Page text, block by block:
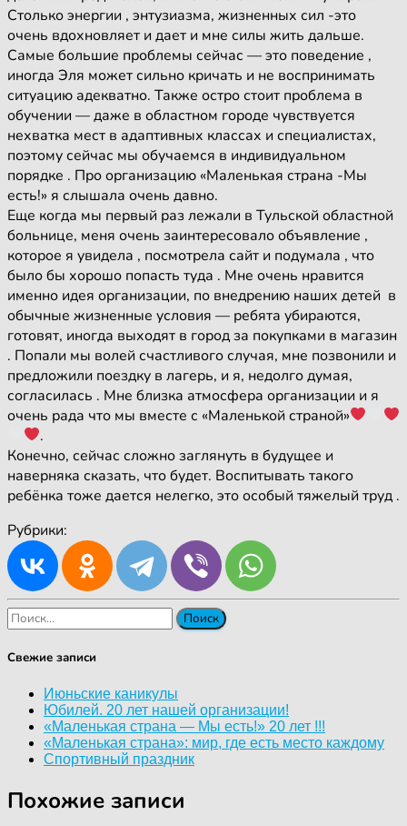
Столько энергии , энтузиазма, жизненных сил -это
очень вдохновляет и дает и мне силы жить дальше.
Самые большие проблемы сейчас — это поведение ,
иногда Эля может сильно кричать и не воспринимать
ситуацию адекватно. Также остро стоит проблема в
обучении — даже в областном городе чувствуется
нехватка мест в адаптивных классах и специалистах,
поэтому сейчас мы обучаемся в индивидуальном
порядке . Про организацию «Маленькая страна -Мы
есть!» я слышала очень давно.
Еще когда мы первый раз лежали в Тульской областной
больнице, меня очень заинтересовало объявление ,
которое я увидела , посмотрела сайт и подумала , что
было бы хорошо попасть туда . Мне очень нравится
именно идея организации, по внедрению наших детей в
обычные жизненные условия — ребята убираются,
готовят, иногда выходят в город за покупками в магазин
. Попали мы волей счастливого случая, мне позвонили и
предложили поездку в лагерь, и я, недолго думая,
согласилась . Мне близка атмосфера организации и я
очень рада что мы вместе с «Маленькой страной»
.
Конечно, сейчас сложно заглянуть в будущее и
наверняка сказать, что будет. Воспитывать такого
ребёнка тоже дается нелегко, это особый тяжелый труд .
Рубрики:
Найти:
Свежие записи
Июньские каникулы
Юбилей. 20 лет нашей организации!
«Маленькая страна — Мы есть!» 20 лет !!!
«Маленькая страна»: мир, где есть место каждому
Спортивный праздник
Похожие записи